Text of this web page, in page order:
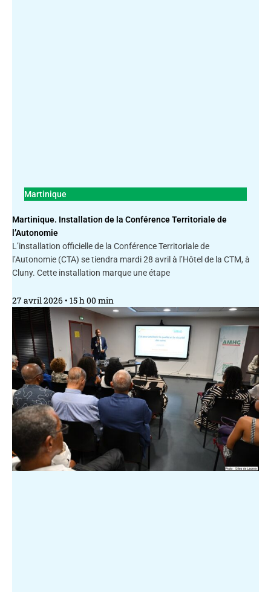
Martinique
Martinique. Installation de la Conférence Territoriale de
l’Autonomie
L’installation officielle de la Conférence Territoriale de
l’Autonomie (CTA) se tiendra mardi 28 avril à l’Hôtel de la CTM, à
Cluny. Cette installation marque une étape
27 avril 2026 15 h 00 min